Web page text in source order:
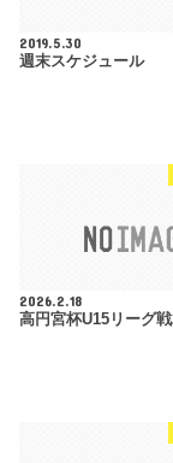
2019.5.30
週末スケジュール
2026.2.18
高円宮杯U15リーグ